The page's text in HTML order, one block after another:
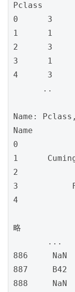
Pclass
0      3
1      1
2      3
3      1
4      3
      ..
Name:
Name
0
1
2
3
4
略
       ...
886     NaN
887     B42
888     NaN